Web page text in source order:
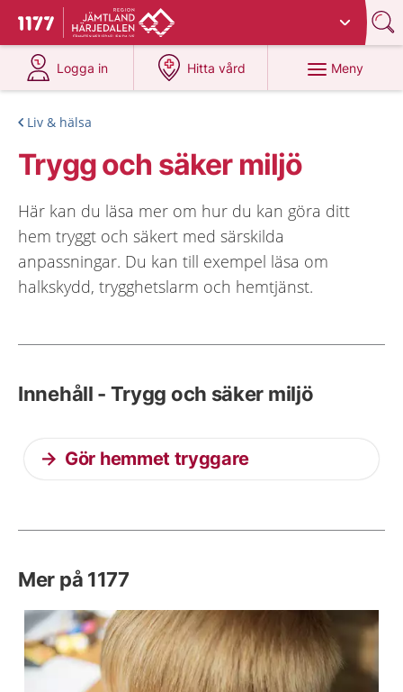
Till startsidan för 1177
Du har valt region
Logga in
på 1177.se
Hitta vård
på 1177.se
Meny
Liv & hälsa
Trygg och säker miljö
Här kan du läsa mer om hur du kan göra ditt
hem tryggt och säkert med särskilda
anpassningar. Du kan till exempel läsa om
halkskydd, trygghetslarm och hemtjänst.
Innehåll - Trygg och säker miljö
Gör hemmet tryggare
Mer på 1177